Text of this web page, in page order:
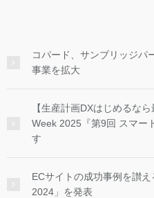
コパード、サンブリッジパ
事業を拡大
【生産計画DXはじめるな
Week 2025『第9回 スマー
す
ECサイトの成功事例を讃
2024」を発表